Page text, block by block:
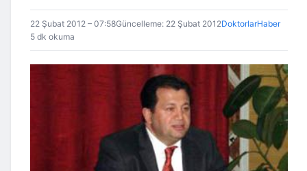
22 Şubat 2012 – 07:58Güncelleme: 22 Şubat 2012DoktorlarHaber
5 dk okuma